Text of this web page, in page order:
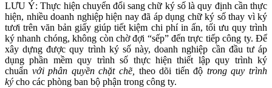
LƯU Ý: Thực hiện chuyển đổi sang chữ ký số là quy định cần thực
hiện, nhiều doanh nghiệp hiện nay đã áp dụng chữ ký số thay vì ký
tươi trên văn bản giấy giúp tiết kiệm chi phí in ấn, tối ưu quy trình
ký nhanh chóng, không còn chờ đợi “sếp” đến trực tiếp công ty. Để
xây dựng được quy trình ký số này, doanh nghiệp cần đầu tư áp
dụng phần mềm quy trình số thực hiện thiết lập quy trình ký
chuẩn với phân quyền chặt chẽ, theo dõi tiến độ trong quy trình
ký cho các phòng ban bộ phận trong công ty.